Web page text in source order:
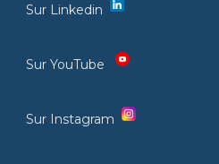
Sur Linkedin
Sur YouTube
Sur Instagram